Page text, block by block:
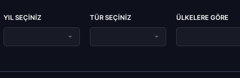
YIL SEÇINIZ TÜR SEÇINIZ ÜLKELERE GÖRE